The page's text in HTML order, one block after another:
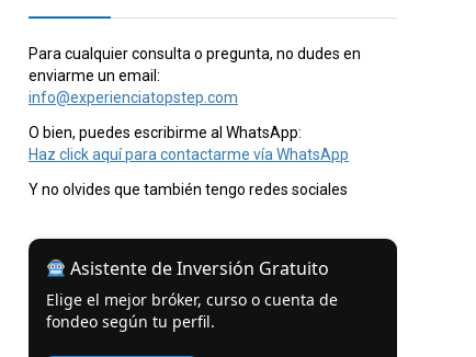
Para cualquier consulta o pregunta, no dudes en
enviarme un email:
info@experienciatopstep.com
O bien, puedes escribirme al WhatsApp:
Haz click aquí para contactarme vía WhatsApp
Y no olvides que también tengo redes sociales
Asistente de Inversión Gratuito
Elige el mejor bróker, curso o cuenta de
fondeo según tu perfil.